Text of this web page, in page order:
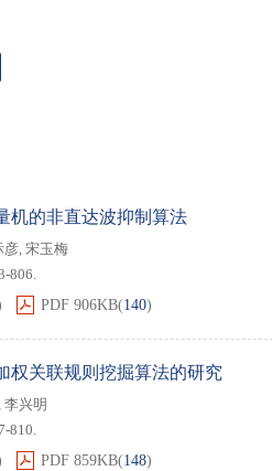
机的非直达波抑制算法
彦, 宋玉梅
806.
PDF 906KB(140)
权关联规则挖掘算法的研究
, 李兴明
810.
PDF 859KB(148)